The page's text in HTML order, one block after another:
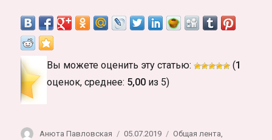
Вы можете оценить эту статью: (1
оценок, среднее: 5,00 из 5)
Автор
Анюта Павловская Опубликовано
05.07.2019 Рубрики
Общая лента